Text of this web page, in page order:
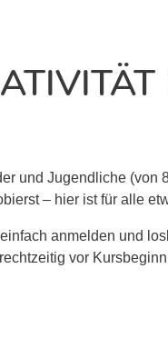
und Jugendliche (von
– hier ist für alle
anmelden und
vor